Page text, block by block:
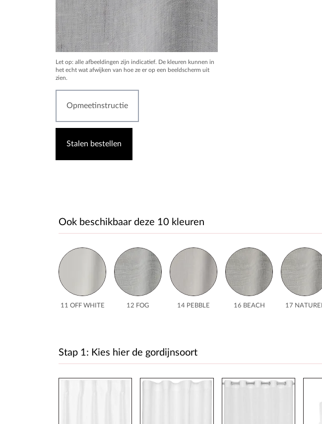
Let op: alle afbeeldingen zijn indicatief. De kleuren kunnen in
het echt wat afwijken van hoe ze er op een beeldscherm uit
zien.
Opmeetinstructie
Stalen bestellen
Ook beschikbaar deze 10 kleuren
11 OFF WHITE 12 FOG 14 PEBBLE 16 BEACH 17 NATUREL
Stap 1: Kies hier de gordijnsoort